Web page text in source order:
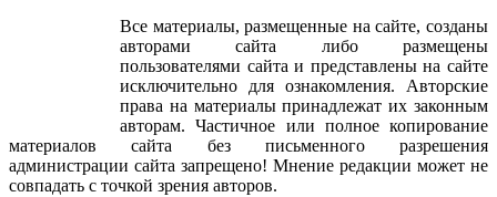
Все материалы, размещенные на сайте, созданы
авторами сайта либо размещены
пользователями сайта и представлены на сайте
исключительно для ознакомления. Авторские
права на материалы принадлежат их законным
авторам. Частичное или полное копирование
материалов сайта без письменного разрешения
администрации сайта запрещено! Мнение редакции может не
совпадать с точкой зрения авторов.